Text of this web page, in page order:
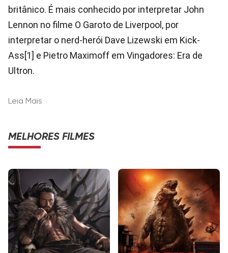
britânico. É mais conhecido por interpretar John
Lennon no filme O Garoto de Liverpool, por
interpretar o nerd-herói Dave Lizewski em Kick-
Ass[1] e Pietro Maximoff em Vingadores: Era de
Ultron.
Leia Mais
MELHORES FILMES